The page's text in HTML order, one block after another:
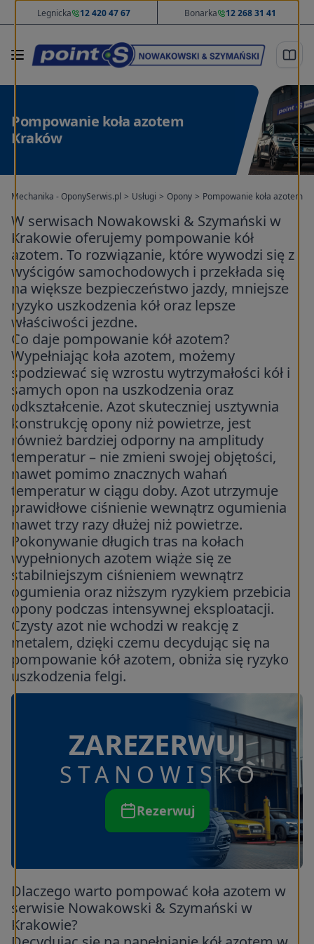
Legnicka 12 420 47 67 Bonarka 12 268 31 41
Pompowanie koła azotem
Kraków
Mechanika - OponySerwis.pl > Usługi > Opony > Pompowanie koła azotem
W serwisach Nowakowski & Szymański w
Krakowie oferujemy pompowanie kół
azotem. To rozwiązanie, które wywodzi się z
wyścigów samochodowych i przekłada się
na większe bezpieczeństwo jazdy, mniejsze
ryzyko uszkodzenia kół oraz lepsze
właściwości jezdne.
Co daje pompowanie kół azotem?
Wypełniając koła azotem, możemy
spodziewać się wzrostu wytrzymałości kół i
samych opon na uszkodzenia oraz
odkształcenie. Azot skuteczniej usztywnia
konstrukcję opony niż powietrze, jest
również bardziej odporny na amplitudy
temperatur – nie zmieni swojej objętości,
nawet pomimo znacznych wahań
temperatur w ciągu doby. Azot utrzymuje
prawidłowe ciśnienie wewnątrz ogumienia
nawet trzy razy dłużej niż powietrze.
Pokonywanie długich tras na kołach
wypełnionych azotem wiąże się ze
stabilniejszym ciśnieniem wewnątrz
ogumienia oraz niższym ryzykiem przebicia
opony podczas intensywnej eksploatacji.
Czysty azot nie wchodzi w reakcję z
metalem, dzięki czemu decydując się na
pompowanie kół azotem, obniża się ryzyko
uszkodzenia felgi.
ZAREZERWUJ
STANOWISKO
Rezerwuj
Dlaczego warto pompować koła azotem w
serwisie Nowakowski & Szymański w
Krakowie?